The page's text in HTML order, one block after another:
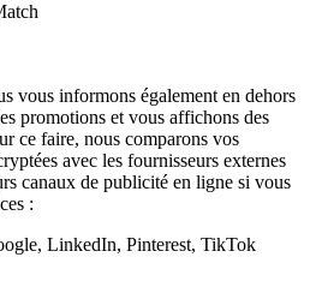
vous informons également en dehors
promotions et vous affichons des
ce faire, nous comparons vos
avec les fournisseurs externes
canaux de publicité en ligne si vous
:
LinkedIn, Pinterest, TikTok